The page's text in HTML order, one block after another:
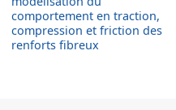
comportement en traction,
compression et friction des
renforts fibreux